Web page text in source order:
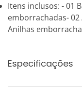
Itens inclusos: - 01
emborrachadas-
Anilhas
Especificações